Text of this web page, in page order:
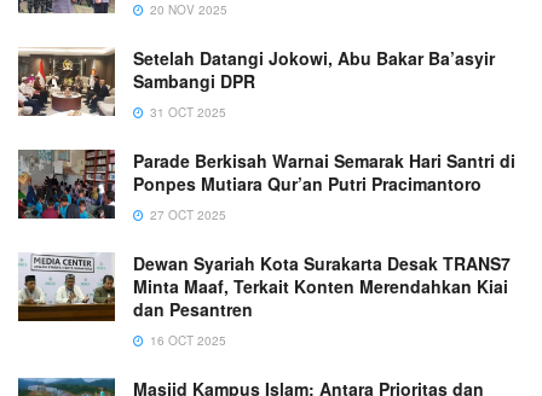
20 NOV 2025
Setelah Datangi Jokowi, Abu Bakar Ba’asyir
Sambangi DPR
31 OCT 2025
Parade Berkisah Warnai Semarak Hari Santri di
Ponpes Mutiara Qur’an Putri Pracimantoro
27 OCT 2025
Dewan Syariah Kota Surakarta Desak TRANS7
Minta Maaf, Terkait Konten Merendahkan Kiai
dan Pesantren
16 OCT 2025
Masjid Kampus Islam: Antara Prioritas dan